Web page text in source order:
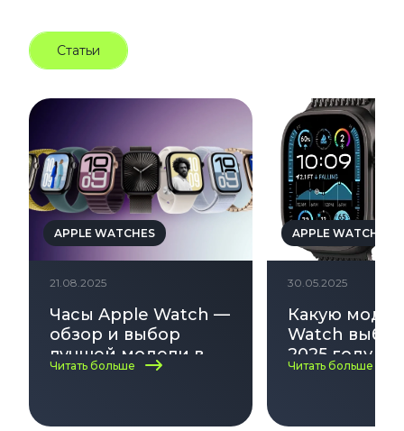
Статьи
APPLE WATCHES
21.08.2025
Часы Apple Watch —
обзор и выбор
лучшей модели в
2025
Читать больше
APPLE WATCHES
30.05.2025
Какую
Watch
2025 году —
актуальных
Читать больше